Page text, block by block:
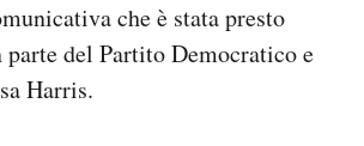
che è stata presto
parte del Partito Democratico e
Harris.